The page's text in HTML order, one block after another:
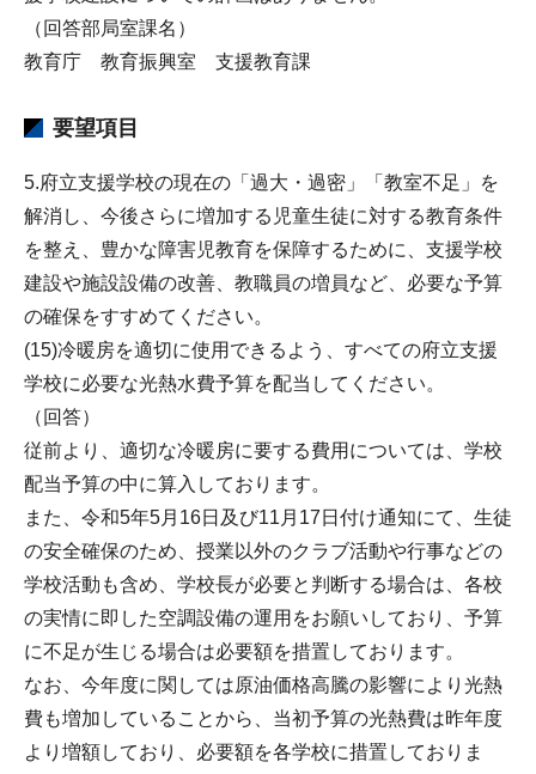
（回答部局室課名）
教育庁 教育振興室 支援教育課
要望項目
5.府立支援学校の現在の「過大・過密」「教室不足」を
解消し、今後さらに増加する児童生徒に対する教育条件
を整え、豊かな障害児教育を保障するために、支援学校
建設や施設設備の改善、教職員の増員など、必要な予算
の確保をすすめてください。
(15)冷暖房を適切に使用できるよう、すべての府立支援
学校に必要な光熱水費予算を配当してください。
（回答）
従前より、適切な冷暖房に要する費用については、学校
配当予算の中に算入しております。
また、令和5年5月16日及び11月17日付け通知にて、生徒
の安全確保のため、授業以外のクラブ活動や行事などの
学校活動も含め、学校長が必要と判断する場合は、各校
の実情に即した空調設備の運用をお願いしており、予算
に不足が生じる場合は必要額を措置しております。
なお、今年度に関しては原油価格高騰の影響により光熱
費も増加していることから、当初予算の光熱費は昨年度
より増額しており、必要額を各学校に措置しておりま